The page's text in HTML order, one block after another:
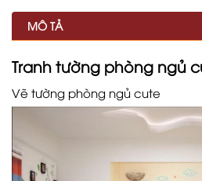
MÔ TẢ
Tranh tường phòng ngủ
Vẽ tường phòng ngủ cute